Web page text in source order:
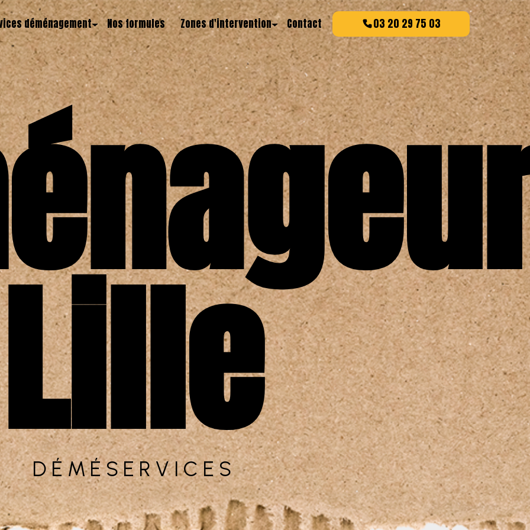
déménagement Nos formules Zones d'intervention Contact 03 20 29 75 03
Lille
DÉMÉSERVICES